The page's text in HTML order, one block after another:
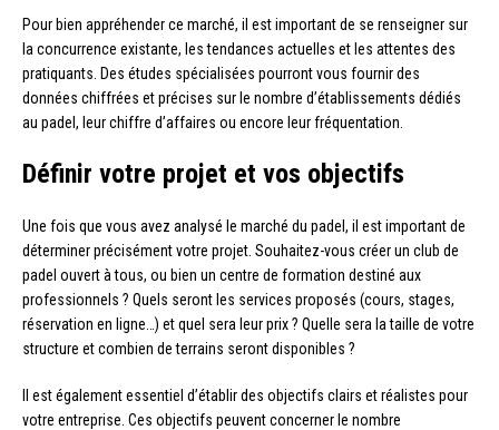
Pour bien appréhender ce marché, il est important de se renseigner sur
la concurrence existante, les tendances actuelles et les attentes des
pratiquants. Des études spécialisées pourront vous fournir des
données chiffrées et précises sur le nombre d’établissements dédiés
au padel, leur chiffre d’affaires ou encore leur fréquentation.
Définir votre projet et vos objectifs
Une fois que vous avez analysé le marché du padel, il est important de
déterminer précisément votre projet. Souhaitez-vous créer un club de
padel ouvert à tous, ou bien un centre de formation destiné aux
professionnels ? Quels seront les services proposés (cours, stages,
réservation en ligne…) et quel sera leur prix ? Quelle sera la taille de votre
structure et combien de terrains seront disponibles ?
Il est également essentiel d’établir des objectifs clairs et réalistes pour
votre entreprise. Ces objectifs peuvent concerner le nombre